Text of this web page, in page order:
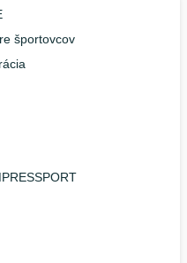
športovcov